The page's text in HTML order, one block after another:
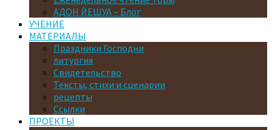
АДОН ЙЕШУА – Блог
УЧЕНИЕ
МАТЕРИАЛЫ
Праздники Господни
литургия
Свидетельство
Тексты, стихи и сценарии
рецепты
Ссылки
ПРОЕКТЫ